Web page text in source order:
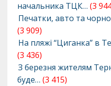
начальника ТЦК… (3
Печатки, авто та
(3 909)
На пляжі “Циганка” в
(3 436)
З березня жителям
буде… (3 415)